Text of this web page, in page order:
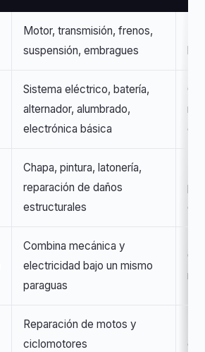
Motor, transmisión, frenos,
suspensión, embragues
Sistema eléctrico, batería,
alternador, alumbrado,
electrónica básica
Chapa, pintura, latonería,
reparación de daños
estructurales
Combina mecánica y
electricidad bajo un mismo
paraguas
Reparación de motos y
ciclomotores